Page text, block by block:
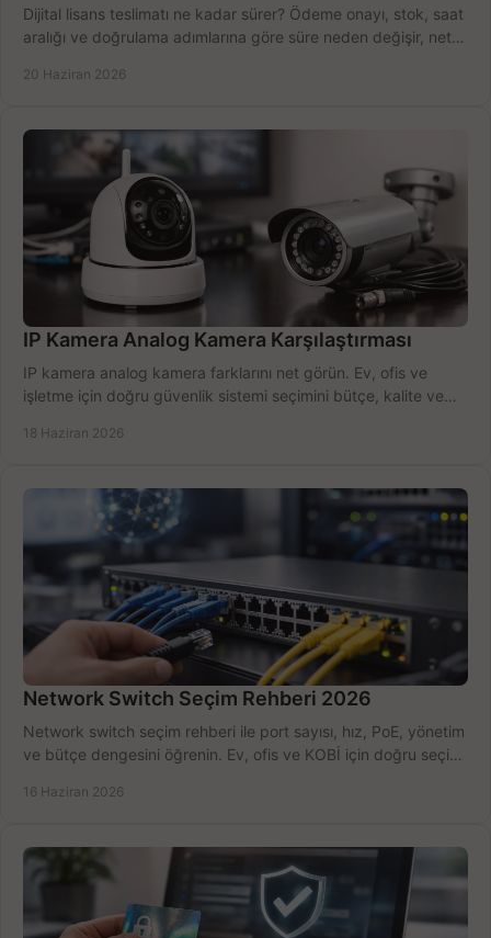
Dijital lisans teslimatı ne kadar sürer? Ödeme onayı, stok, saat
aralığı ve doğrulama adımlarına göre süre neden değişir, net
20 Haziran 2026
IP Kamera Analog Kamera Karşılaştırması
IP kamera analog kamera farklarını net görün. Ev, ofis ve
işletme için doğru güvenlik sistemi seçimini bütçe, kalite ve
18 Haziran 2026
Network Switch Seçim Rehberi 2026
Network switch seçim rehberi ile port sayısı, hız, PoE, yönetim
ve bütçe dengesini öğrenin. Ev, ofis ve KOBİ için doğru seçimi
16 Haziran 2026